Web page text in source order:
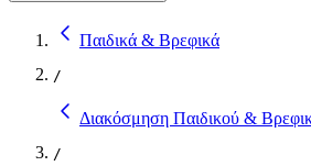
Παιδικά & Βρεφικά
/
Διακόσμηση Παιδικού &
/